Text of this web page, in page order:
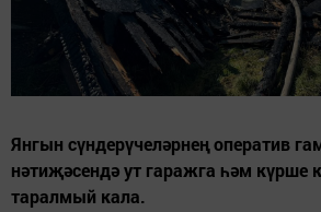
Янгын сүндерүчеләрнең оператив
нәтиҗәсендә ут гаражга һәм күрше
таралмый кала.